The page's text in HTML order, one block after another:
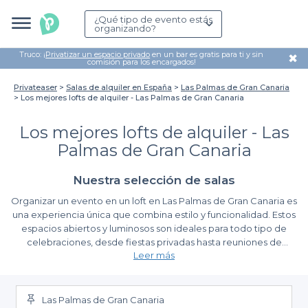
¿Qué tipo de evento estás
organizando?
Truco: ¡Privatizar un espacio privado en un bar es gratis para ti y sin
comisión para los encargados! ✖
Privateaser Salas de alquiler en España
Las Palmas de Gran Canaria
Los mejores lofts de alquiler - Las Palmas de Gran Canaria
Los mejores lofts de alquiler - Las
Palmas de Gran Canaria
Nuestra selección de salas
Organizar un evento en un loft en Las Palmas de Gran Canaria es
una experiencia única que combina estilo y funcionalidad. Estos
espacios abiertos y luminosos son ideales para todo tipo de
celebraciones, desde fiestas privadas hasta reuniones de
trabajo. La atmósfera moderna y acogedora de los lofts permite
esencial para el éxito de cualquier evento.
Ventajas de usar Privateaser para tu reserva
EnPrivateaser, hemos reunido una selección de los mejores
Leer más
Las Palmas de Gran Canaria